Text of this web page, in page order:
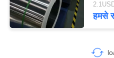
स्टेनलेस
हमसे